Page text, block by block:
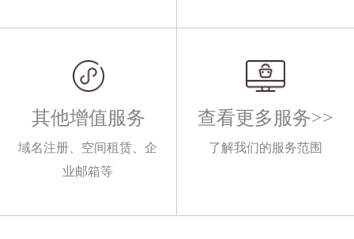
其他增值服务
域名注册、空间租赁、企
业邮箱等
查看更多服务>>
了解我们的服务范围